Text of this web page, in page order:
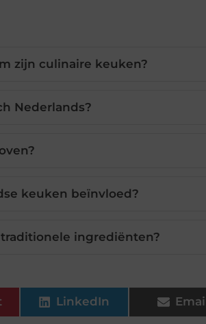
zijn culinaire keuken?
Nederlands?
keuken beïnvloed?
ingrediënten?
LinkedIn Email